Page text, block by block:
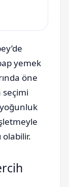
yemek
öne
seçimi